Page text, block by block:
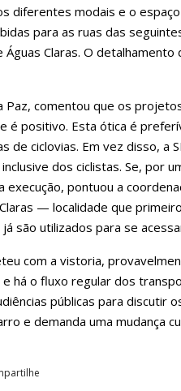
diferentes modais e o
para as ruas das
Águas Claras. O
Paz, comentou que os
é positivo. Esta ótica é
ciclovias. Em vez disso, a
dos ciclistas. Se, por
pontuou a
— localidade que
são utilizados para se
com a vistoria,
há o fluxo regular dos
públicas para discutir
e demanda uma mudança